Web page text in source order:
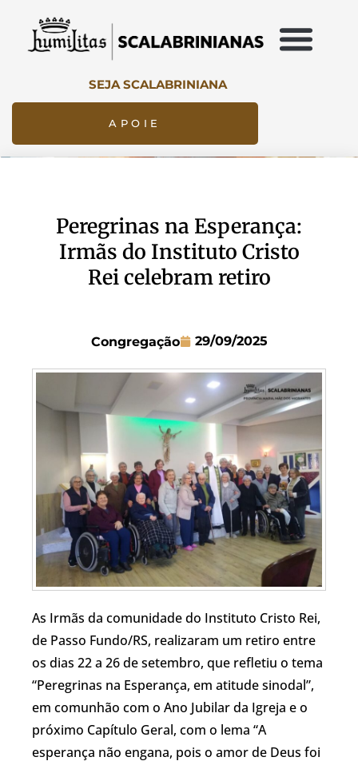
SEJA SCALABRINIANA
APOIE
Peregrinas na Esperança:
Irmãs do Instituto Cristo
Rei celebram retiro
Congregação 29/09/2025
As Irmãs da comunidade do Instituto Cristo Rei,
de Passo Fundo/RS, realizaram um retiro entre
os dias 22 a 26 de setembro, que refletiu o tema
“Peregrinas na Esperança, em atitude sinodal”,
em comunhão com o Ano Jubilar da Igreja e o
próximo Capítulo Geral, com o lema “A
esperança não engana, pois o amor de Deus foi